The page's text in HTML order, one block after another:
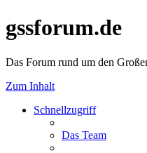
gssforum.de
Das Forum rund um den
Zum Inhalt
Schnellzugriff
Das Team